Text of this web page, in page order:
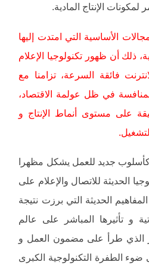
لمكونات الإنتاج المادية.
الأساسية التي امتدت إليها
ذلك أن ظهور تكنولوجيا الإعلام
فائقة السرعة، تزامنا مع
في ظل عولمة الاقتصاد،
على مستوى أنماط الإنتاج و
جديد للعمل يشكل مظهرا
الحديثة للاتصال والإعلام على
الحديثة التي برزت نتيجة
و تأثيرها المباشر على عالم
الذي طرأ على مضمون العمل و
الطفرة التكنولوجية الكبرى